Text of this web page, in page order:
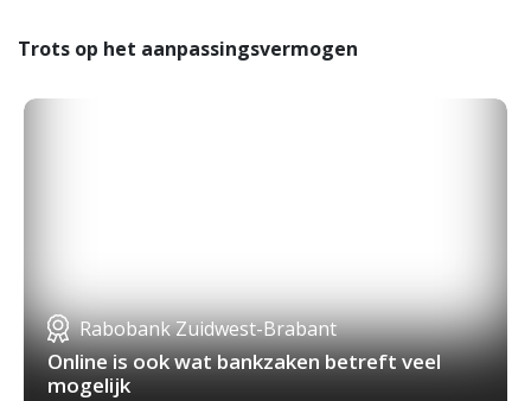
Trots op het aanpassingsvermogen
Rabobank Zuidwest-Brabant
Online is ook wat bankzaken betreft veel
mogelijk